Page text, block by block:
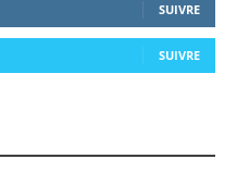
SUIVRE
SUIVRE